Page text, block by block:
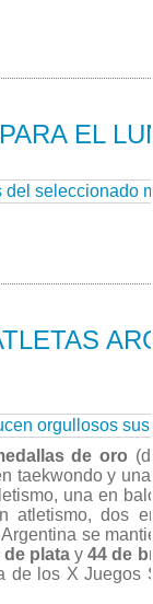
EL
de oro
taekwondo y
una en
atletismo, dos
se
de plata y44 de
de los X Juegos